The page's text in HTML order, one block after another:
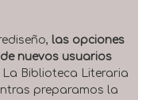
las opciones
nuevos usuarios
La Biblioteca Literaria
preparamos la